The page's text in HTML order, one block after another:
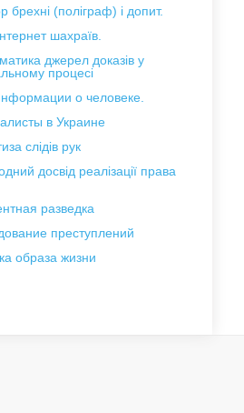
брехні (поліграф) і допит.
шахраїв.
джерел доказів у
процесі
о человеке.
в Украине
слідів рук
досвід реалізації права
разведка
преступлений
образа жизни